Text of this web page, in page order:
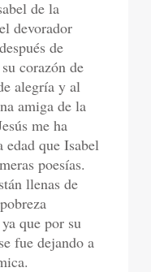
de la
devorador
de
corazón de
alegría y al
amiga de la
me ha
edad que Isabel
poesías.
llenas de
que por su
fue dejando a